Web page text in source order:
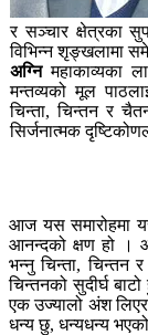
र सञ्चार क्षेत्रका
विभिन्न शृङ्खलामा
अग्निमहाकाव्यका
मन्तव्यको मूल
चिन्ता, चिन्तन र
सिर्जनात्मक
आज यस समारोहमा
आनन्दको क्षण हो ।
भन्नु चिन्ता,
चिन्तनको सुदीर्घ
एक उज्यालो अंश
धन्य छु, धन्यधन्य